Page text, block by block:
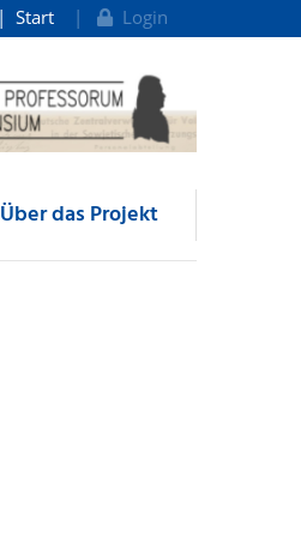
Start Login
Über das Projekt